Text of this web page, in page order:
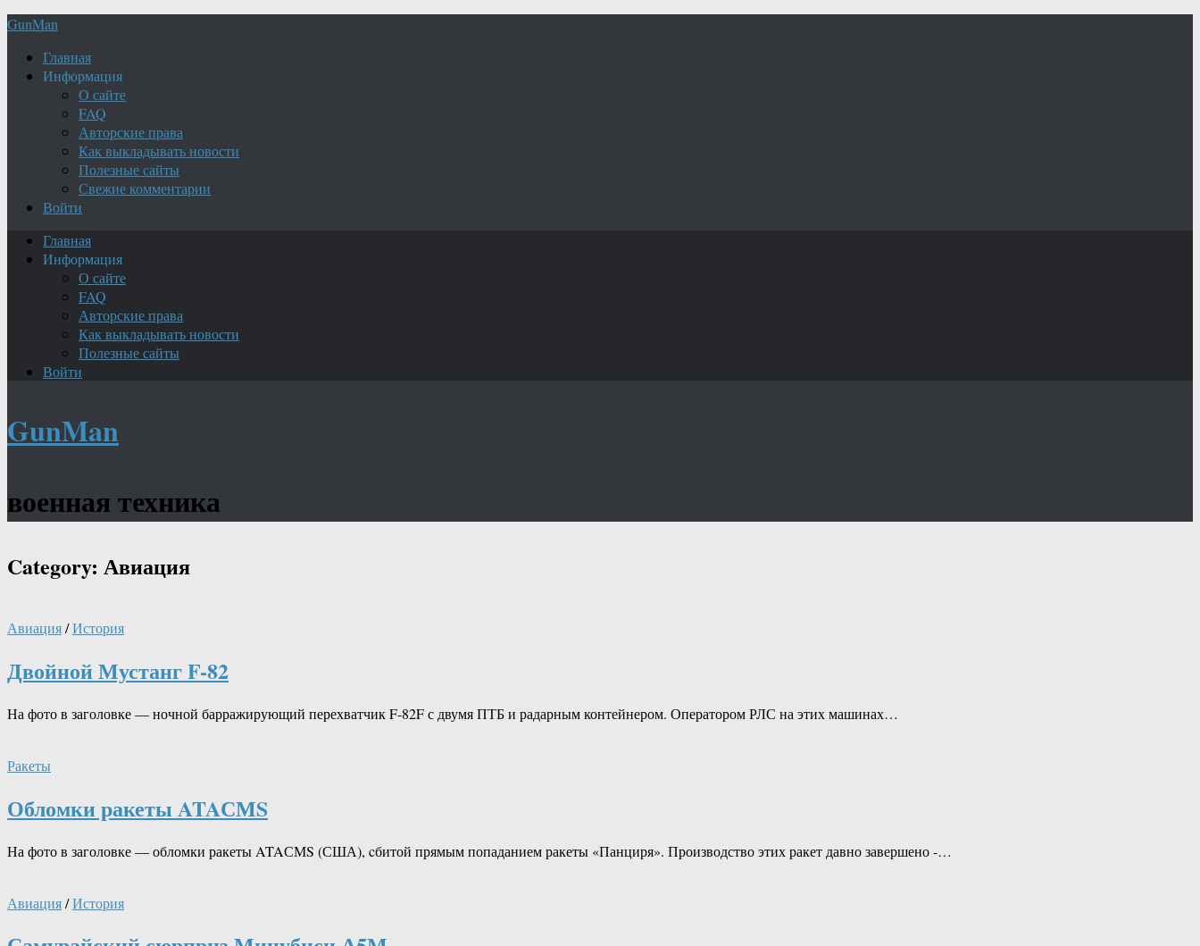
GunMan
Главная
Информация
О сайте
FAQ
Авторские права
Как выкладывать новости
Полезные сайты
Свежие комментарии
Войти
Главная
Информация
О сайте
FAQ
Авторские права
Как выкладывать новости
Полезные сайты
Войти
GunMan
военная техника
Category: Авиация
Авиация/История
Двойной Мустанг F-82
На фото в заголовке — ночной барражирующий перехватчик F-82F с двумя ПТБ и радарным контейнером. Оператором РЛС на этих машинах…
Ракеты
Обломки ракеты ATAСМS
На фото в заголовке — обломки ракеты ATAСМS (США), cбитой прямым попаданием ракеты «Панциря». Производство этих ракет давно завершено -…
Авиация/История